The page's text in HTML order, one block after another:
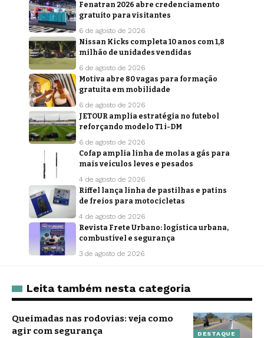
Fenatran 2026 abre credenciamento
gratuito para visitantes
6 de agosto de 2026
Nissan Kicks completa 10 anos com 1,8
milhão de unidades vendidas
6 de agosto de 2026
Motiva abre 80 vagas para formação
gratuita em mobilidade
6 de agosto de 2026
JETOUR amplia estratégia no futebol
reforçando modelo T1 i-DM
6 de agosto de 2026
Cofap amplia linha de molas a gás para
mais veículos leves e pesados
4 de agosto de 2026
Riffel lança linha de pastilhas e patins
de freios para motocicletas
4 de agosto de 2026
Revista Frete Urbano: logística urbana,
combustível e segurança
3 de agosto de 2026
Leita também nesta categoria
DESTAQUE
Queimadas nas rodovias: veja como
agir com segurança